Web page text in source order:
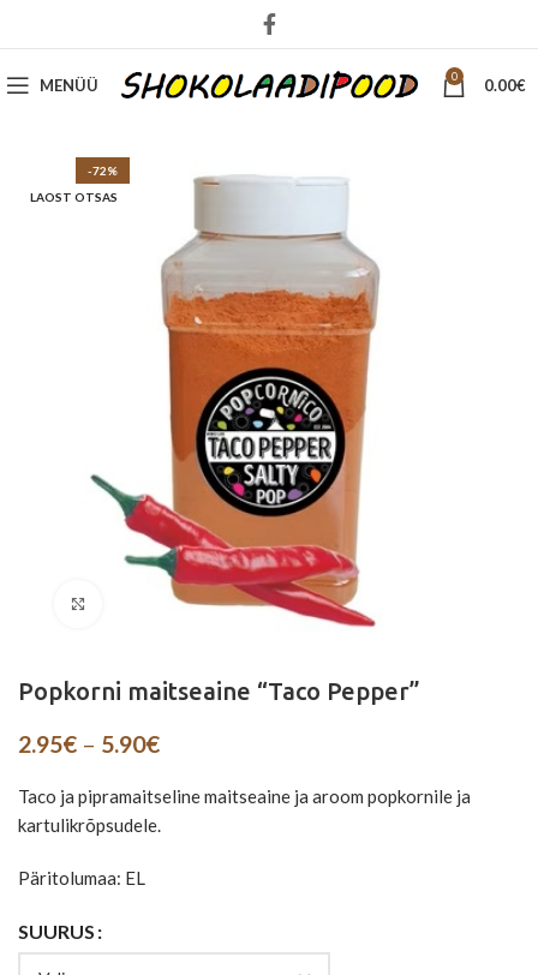
MENÜÜ 0 0.00€
-72%
LAOST OTSAS
Suurenda
Popkorni maitseaine “Taco Pepper”
2.95€ – 5.90€Price
2.95€
through
Taco ja pipramaitseline maitseaine ja aroom popkornile ja
kartulikrõpsudele.
Päritolumaa: EL
SUURUS